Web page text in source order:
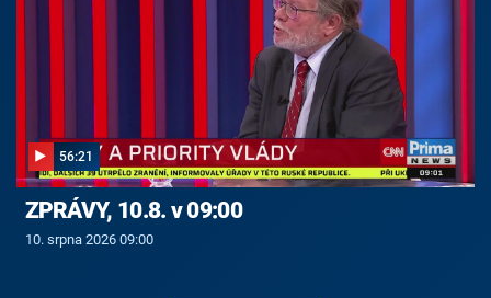
56:21
ZPRÁVY, 10.8. v 09:00
10. srpna 2026 09:00